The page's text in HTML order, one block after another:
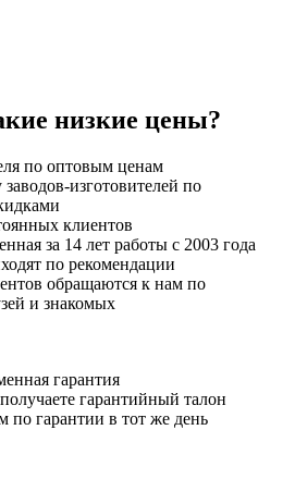
низкие цены?
по оптовым ценам
изготовителей по
клиентов
за 14 лет работы с 2003 года
по рекомендации
обращаются к нам по
и знакомых
гарантия
гарантийный талон
по гарантии в тот же день